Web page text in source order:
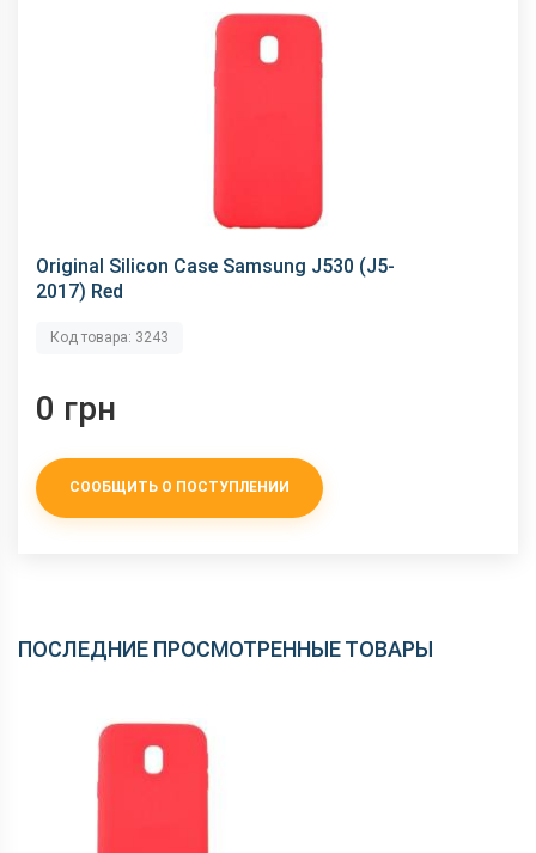
Original Silicon Case Samsung J530 (J5-
2017) Red
Код товара: 3243
0 грн
СООБЩИТЬ О ПОСТУПЛЕНИИ
ПОСЛЕДНИЕ ПРОСМОТРЕННЫЕ ТОВАРЫ